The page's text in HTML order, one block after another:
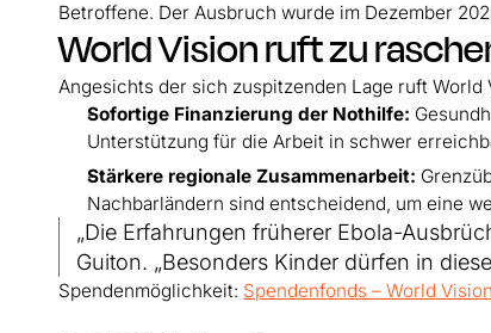
Betroffene. Der Ausbruch wurde im Dezember
World Vision ruft zu
Angesichts der sich zuspitzenden Lage ruft
Sofortige Finanzierung der Nothilfe:
Unterstützung für die Arbeit in schwer
Stärkere regionale Zusammenarbeit:
Nachbarländern sind entscheidend, um eine
„Die Erfahrungen früherer Ebola-
Guiton. „Besonders Kinder dürfen in
Spendenmöglichkeit: Spendenfonds – World Vision